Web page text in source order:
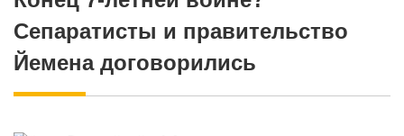
Сепаратисты и правительство
Йемена договорились